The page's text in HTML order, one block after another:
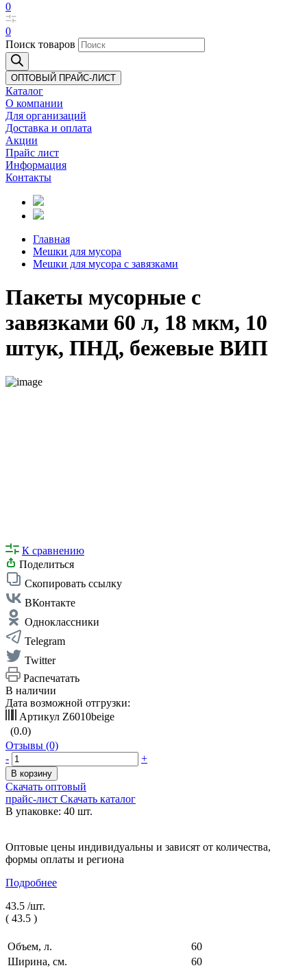
0
0
Поиск товаров
ОПТОВЫЙ ПРАЙС-ЛИСТ
Каталог
О компании
Для организаций
Доставка и оплата
Акции
Прайс лист
Информация
Контакты
Главная
Мешки для мусора
Мешки для мусора с завязками
Пакеты мусорные с
завязками 60 л, 18 мкм, 10
штук, ПНД, бежевые ВИП
К сравнению
Поделиться
Скопировать ссылку
ВКонтакте
Одноклассники
Telegram
Twitter
Распечатать
В наличии
Дата возможной отгрузки:
Артикул Z6010beige
(0.0)
Отзывы (0)
-
+
В корзину
Скачать оптовый
прайс-лист Скачать каталог
В упаковке: 40 шт.
Оптовые цены индивидуальны и зависят от количества,
формы оплаты и региона
Подробнее
43.5 /шт.
( 43.5 )
Объем, л.
60
Ширина, см.
60